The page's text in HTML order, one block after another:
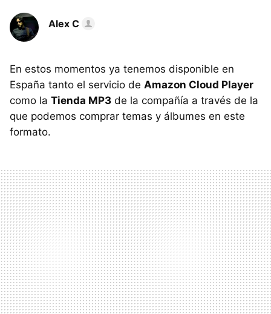
Alex C
En estos momentos ya tenemos disponible en
España tanto el servicio de Amazon Cloud Player
como la Tienda MP3 de la compañía a través de la
que podemos comprar temas y álbumes en este
formato.